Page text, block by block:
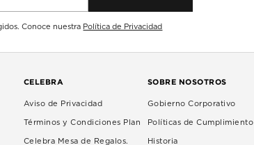
Conoce nuestra Política de Privacidad
CELEBRA
Aviso de Privacidad
Términos y Condiciones Plan
Celebra Mesa de Regalos.
SOBRE NOSOTROS
Gobierno Corporativo
Políticas de Cumplimiento
Historia